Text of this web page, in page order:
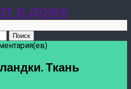
в доме
Ткань